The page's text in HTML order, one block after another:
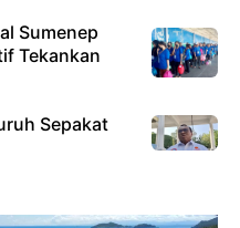
Sumenep
Tekankan
Sepakat